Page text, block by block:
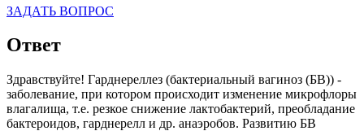
ЗАДАТЬ ВОПРОС
Ответ
Здравствуйте! Гарднереллез (бактериальный вагиноз (БВ)) -
заболевание, при котором происходит изменение микрофлоры
влагалища, т.е. резкое снижение лактобактерий, преобладание
бактероидов, гарднерелл и др. анаэробов. Развитию БВ